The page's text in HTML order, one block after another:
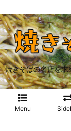
焼きそばの名店を
Menu